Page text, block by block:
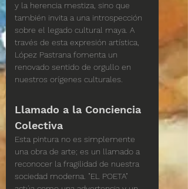
y la herencia mestiza, sino que
también invita a una introspección
sobre el legado cultural maya. A
través de esta expresión artística,
López Pastrana fomenta un
renovado sentido de orgullo en
nuestros orígenes culturales.
Llamado a la Conciencia
Colectiva
Esta pintura no es simplemente
una obra de arte; es un llamado a
reconocer la fragilidad de nuestra
sociedad moderna. "EL POETA"